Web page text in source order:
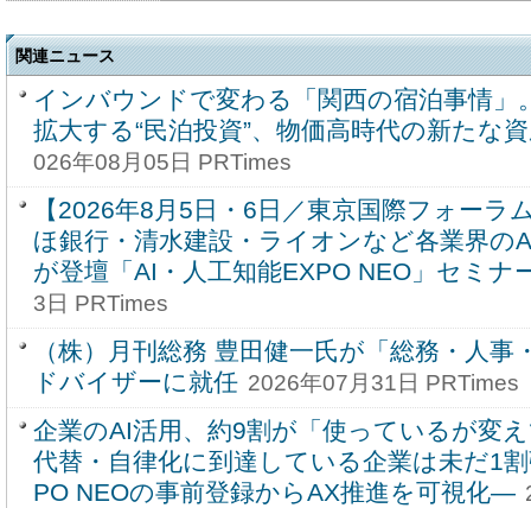
関連ニュース
インバウンドで変わる「関西の宿泊事情」
拡大する“民泊投資”、物価高時代の新たな
026年08月05日 PRTimes
【2026年8月5日・6日／東京国際フォーラ
ほ銀行・清水建設・ライオンなど各業界の
が登壇「AI・人工知能EXPO NEO」セミナ
3日 PRTimes
（株）月刊総務 豊田健一氏が「総務・人事
ドバイザーに就任 2026年07月31日 PRTimes
企業のAI活用、約9割が「使っているが変
代替・自律化に到達している企業は未だ1
PO NEOの事前登録からAX推進を可視化―